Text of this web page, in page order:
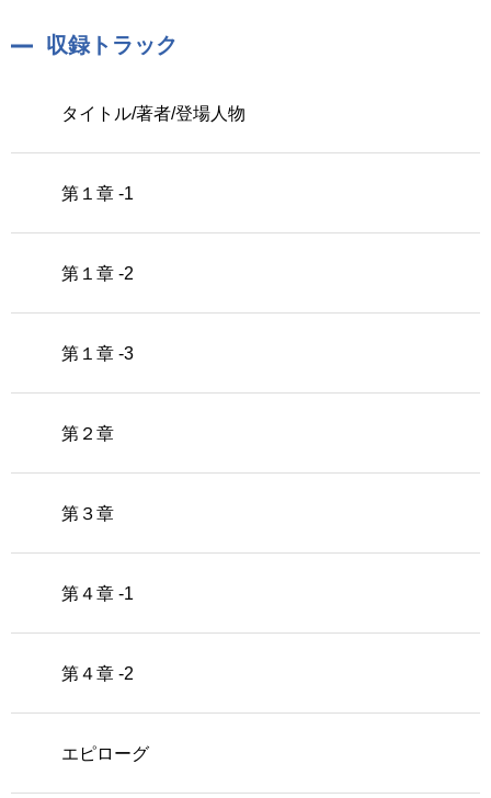
収録トラック
タイトル/著者/登場人物
第１章 -1
第１章 -2
第１章 -3
第２章
第３章
第４章 -1
第４章 -2
エピローグ